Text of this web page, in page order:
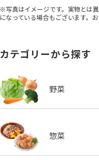
※写真はイメージです。実物とは
になっている場合もございます。
カテゴリーから探す